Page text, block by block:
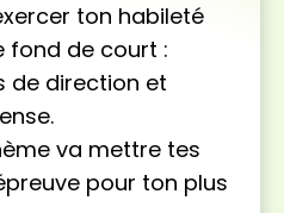
ton habileté
fond de court :
de direction et
va mettre tes
pour ton plus